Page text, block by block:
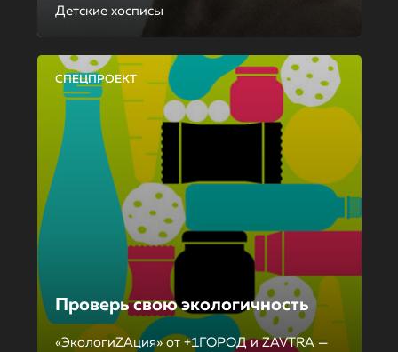
Детские хосписы
СПЕЦПРОЕКТ
Проверь свою экологичность
«ЭкологиZAция» от +1ГОРОД и ZAVTRA —